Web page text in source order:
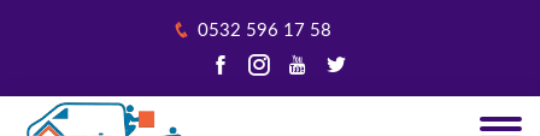
0532 596 17 58